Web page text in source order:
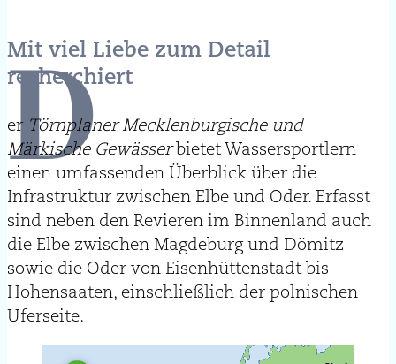
Mit viel Liebe zum Detail
recherchiert
D
er Törnplaner Mecklenburgische und
Märkische Gewässerbietet Wassersportlern
einen umfassenden Überblick über die
Infrastruktur zwischen Elbe und Oder. Erfasst
sind neben den Revieren im Binnenland auch
die Elbe zwischen Magdeburg und Dömitz
sowie die Oder von Eisenhüttenstadt bis
Hohensaaten, einschließlich der polnischen
Uferseite.